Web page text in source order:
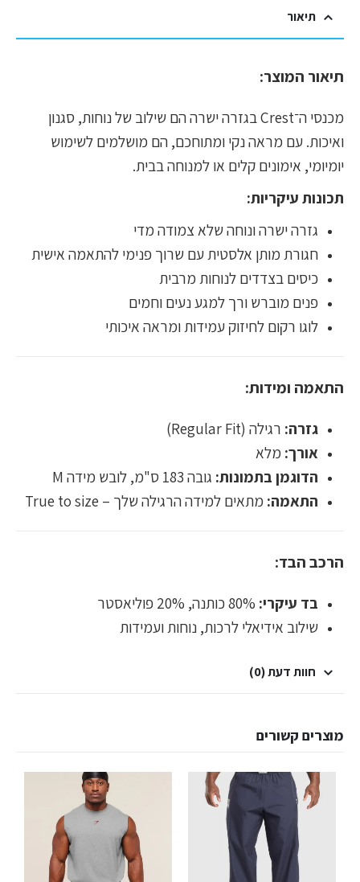
תיאור
תיאור המוצר:
מכנסי ה־Crest בגזרה ישרה הם שילוב של נוחות, סגנון
ואיכות. עם מראה נקי ומתוחכם, הם מושלמים לשימוש
יומיומי, אימונים קלים או למנוחה בבית.
תכונות עיקריות:
גזרה ישרה ונוחה שלא צמודה מדי
חגורת מותן אלסטית עם שרוך פנימי להתאמה אישית
כיסים בצדדים לנוחות מרבית
פנים מוברש ורך למגע נעים וחמים
לוגו רקום לחיזוק עמידות ומראה איכותי
התאמה ומידות:
גזרה: רגילה (Regular Fit)
אורך: מלא
הדוגמן בתמונות: גובה 183 ס"מ, לובש מידה M
התאמה: מתאים למידה הרגילה שלך – True to size
הרכב הבד:
בד עיקרי:
שילוב אידיאלי לרכות, נוחות ועמידות
חוות דעת (0)
מוצרים קשורים